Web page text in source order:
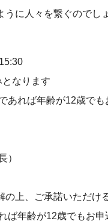
に人々を繋ぐのでし
なります
れば年齢が12歳でも
）
上、ご承諾いただけ
ば年齢が12歳でもお申